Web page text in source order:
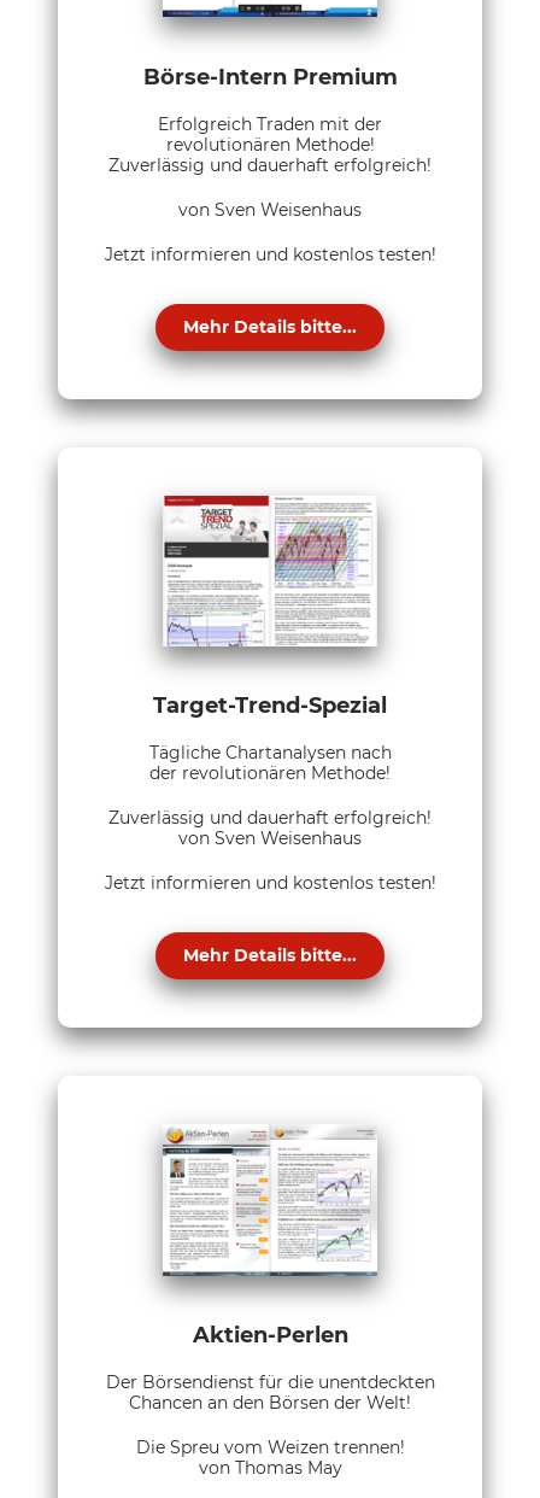
Börse-Intern Premium
Erfolgreich Traden mit der
revolutionären Methode!
Zuverlässig und dauerhaft erfolgreich!
von Sven Weisenhaus
Jetzt informieren und kostenlos testen!
Mehr Details bitte...
Target-Trend-Spezial
Tägliche Chartanalysen nach
der revolutionären Methode!
Zuverlässig und dauerhaft erfolgreich!
von Sven Weisenhaus
Jetzt informieren und kostenlos testen!
Mehr Details bitte...
Aktien-Perlen
Der Börsendienst für die unentdeckten
Chancen an den Börsen der Welt!
Die Spreu vom Weizen trennen!
von Thomas May